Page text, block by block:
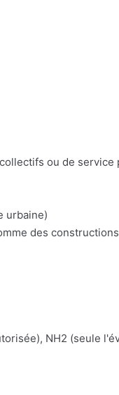
ou de service
urbaine)
des
NH2 (seule